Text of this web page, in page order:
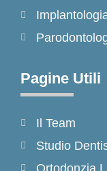
Pagine Utili
Il Team
Studio
Ortodonzia